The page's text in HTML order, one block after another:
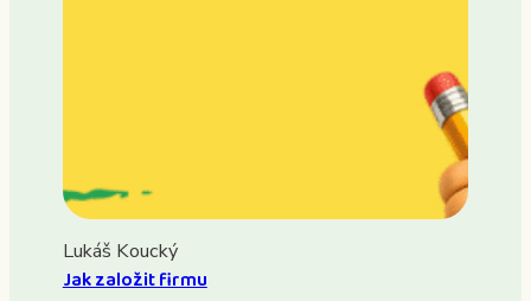
Lukáš Koucký
Jak založit firmu